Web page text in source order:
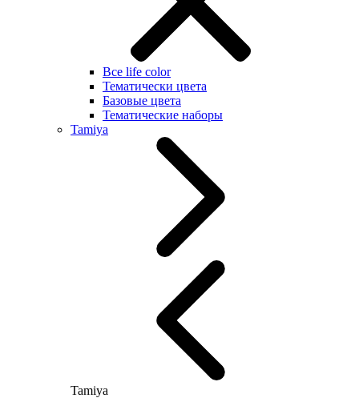
Все life color
Тематически цвета
Базовые цвета
Тематические наборы
Tamiya
Tamiya